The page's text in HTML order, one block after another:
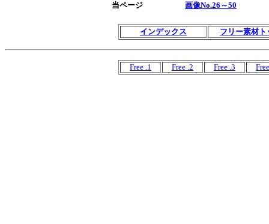
当ページ 画像No.26～50
インデックス フリー素材ト
Free .1 Free .2 Free .3